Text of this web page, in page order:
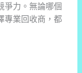
爭力。無論哪個
專業回收商，都